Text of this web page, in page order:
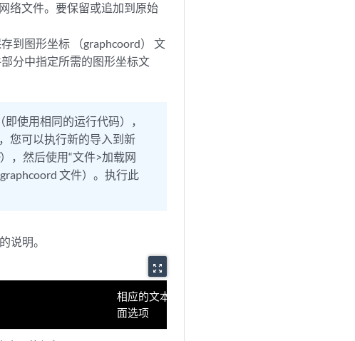
络文件。要保留或追加到原始
到图形坐标 （graphcoord） 文
分中指定所需的图形坐标文
使用相同的运行代码），
您可以执行新的导入到新
），然后使用“文件>加载网
文件）。执行此
说明。
zoom_out_map
相应的文本界
面选项